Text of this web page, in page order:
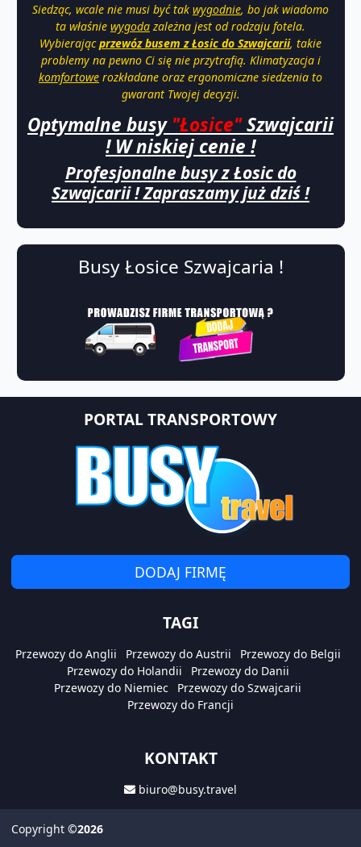
Siedząc, wcale nie musi być tak wygodnie, bo jak wiadomo
ta właśnie wygoda zależna jest od rodzaju fotela.
Wybierającprzewózbusem zŁosic do Szwajcarii, takie
problemy na pewno Ci się nie przytrafią. Klimatyzacja i
komfortowe rozkładane oraz ergonomiczne siedzenia to
gwarant Twojej decyzji.
Optymalne busy "Łosice"Szwajcarii
! W niskiej cenie !
Profesjonalne busy z Łosic do
Szwajcarii ! Zapraszamy już dziś !
Busy Łosice Szwajcaria !
PORTAL TRANSPORTOWY
DODAJ FIRMĘ
TAGI
Przewozy do Anglii Przewozy do Austrii
Przewozy do Belgii
Przewozy do Holandii
Przewozy do Danii
Przewozy do Niemiec
Przewozy do Szwajcarii
Przewozy do Francji
KONTAKT
biuro@busy.travel
Copyright ©2026